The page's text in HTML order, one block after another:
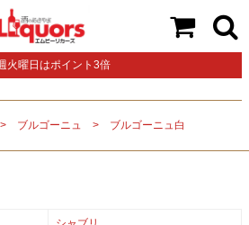
火曜日はポイント3倍
ブルゴーニュ ブルゴーニュ白